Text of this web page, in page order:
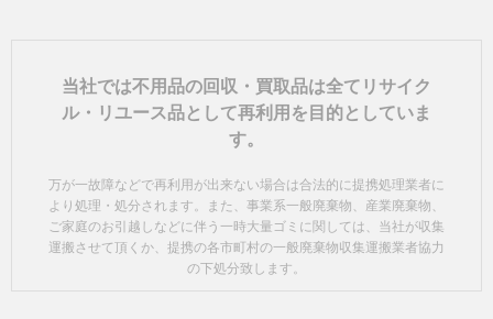
当社では不用品の回収・買取品は全てリサイク
ル・リユース品として再利用を目的としていま
す。
万が一故障などで再利用が出来ない場合は合法的に提携処理業者に
より処理・処分されます。また、事業系一般廃棄物、産業廃棄物、
ご家庭のお引越しなどに伴う一時大量ゴミに関しては、当社が収集
運搬させて頂くか、提携の各市町村の一般廃棄物収集運搬業者協力
の下処分致します。